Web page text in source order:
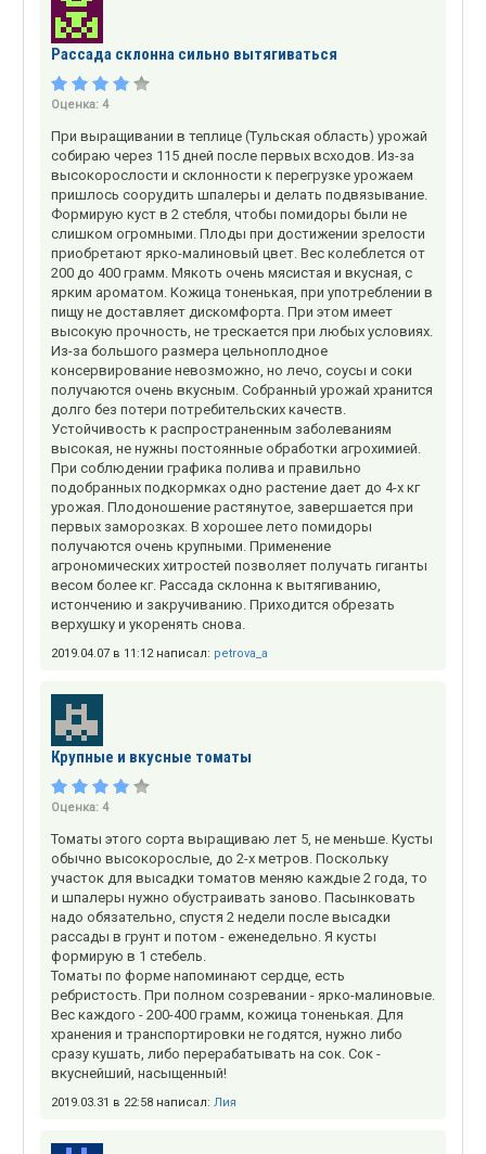
Рассада склонна сильно вытягиваться
Оценка: 4
При выращивании в теплице (Тульская область) урожай
собираю через 115 дней после первых всходов. Из-за
высокорослости и склонности к перегрузке урожаем
пришлось соорудить шпалеры и делать подвязывание.
Формирую куст в 2 стебля, чтобы помидоры были не
слишком огромными. Плоды при достижении зрелости
приобретают ярко-малиновый цвет. Вес колеблется от
200 до 400 грамм. Мякоть очень мясистая и вкусная, с
ярким ароматом. Кожица тоненькая, при употреблении в
пищу не доставляет дискомфорта. При этом имеет
высокую прочность, не трескается при любых условиях.
Из-за большого размера цельноплодное
консервирование невозможно, но лечо, соусы и соки
получаются очень вкусным. Собранный урожай хранится
долго без потери потребительских качеств.
Устойчивость к распространенным заболеваниям
высокая, не нужны постоянные обработки агрохимией.
При соблюдении графика полива и правильно
подобранных подкормках одно растение дает до 4-х кг
урожая. Плодоношение растянутое, завершается при
первых заморозках. В хорошее лето помидоры
получаются очень крупными. Применение
агрономических хитростей позволяет получать гиганты
весом более кг. Рассада склонна к вытягиванию,
истончению и закручиванию. Приходится обрезать
верхушку и укоренять снова.
2019.04.07 в 11:12 написал: petrova_a
Крупные и вкусные томаты
Оценка: 4
Томаты этого сорта выращиваю лет 5, не меньше. Кусты
обычно высокорослые, до 2-х метров. Поскольку
участок для высадки томатов меняю каждые 2 года, то
и шпалеры нужно обустраивать заново. Пасынковать
надо обязательно, спустя 2 недели после высадки
рассады в грунт и потом - еженедельно. Я кусты
формирую в 1 стебель.
Томаты по форме напоминают сердце, есть
ребристость. При полном созревании - ярко-малиновые.
Вес каждого - 200-400 грамм, кожица тоненькая. Для
хранения и транспортировки не годятся, нужно либо
сразу кушать, либо перерабатывать на сок. Сок -
вкуснейший, насыщенный!
2019.03.31 в 22:58 написал: Лия